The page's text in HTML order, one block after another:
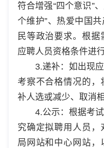
符合增强“四个意识”
个维护”、热爱中国
民等政治要求。根
应聘人员资格条件进
3.递补：如出现
考察不合格情况的，
补人选或减少、取消
4.公示：根据考
究确定拟聘用人员，
局网站和中心网站，